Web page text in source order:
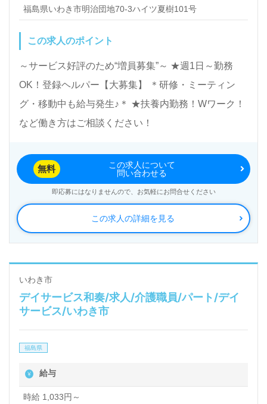
福島県いわき市明治団地70-3ハイツ夏樹101号
この求人のポイント
～サービス好評のため“増員募集”～ ★週1日～勤務
OK！登録ヘルパー【大募集】 ＊研修・ミーティン
グ・移動中も給与発生♪＊ ★扶養内勤務！Wワーク！
など働き方はご相談ください！
この求人の詳細を見る
無料
この求人について
問い合わせる
即応募にはなりませんので、お気軽にお問合せください
いわき市
デイサービス和奏/求人/介護職員/パート/デイ
サービス/いわき市
福島県
給与
時給 1,033円～